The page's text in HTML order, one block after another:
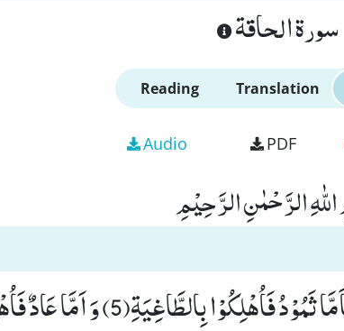
سورة الحاقة
Reading Translation
Audio PDF
الرَّحْمٰنِ الرَّحِیْمِ
كَذَّبَتْ ثَمُوْدُ وَ عَادٌۢ بِالْقَارِعَةِ(4) فَاَمَّا ثَمُوْدُ فَاُهْلِكُوْا